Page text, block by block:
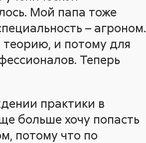
Мой папа тоже
– агроном.
теорию, и потому для
Теперь
практики в
больше хочу попасть
потому что по